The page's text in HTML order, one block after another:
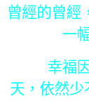
曾經的曾經
一
幸福因
天，依然少